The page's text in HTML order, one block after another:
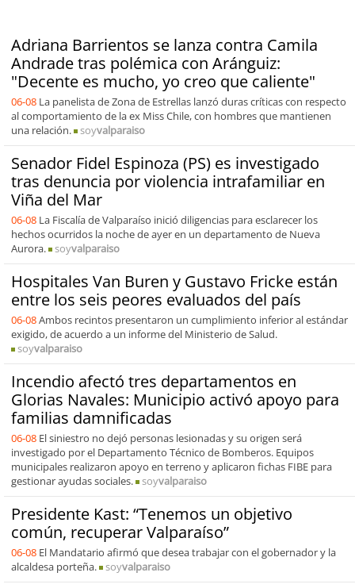
Adriana Barrientos se lanza contra Camila
Andrade tras polémica con Aránguiz:
"Decente es mucho, yo creo que caliente"
06-08 La panelista de Zona de Estrellas lanzó duras críticas con respecto
al comportamiento de la ex Miss Chile, con hombres que mantienen
una relación.
soyvalparaiso
Senador Fidel Espinoza (PS) es investigado
tras denuncia por violencia intrafamiliar en
Viña del Mar
06-08 La Fiscalía de Valparaíso inició diligencias para esclarecer los
hechos ocurridos la noche de ayer en un departamento de Nueva
Aurora.
soyvalparaiso
Hospitales Van Buren y Gustavo Fricke están
entre los seis peores evaluados del país
06-08Ambos recintos presentaron un cumplimiento inferior al estándar
exigido, de acuerdo a un informe del Ministerio de Salud.
soyvalparaiso
Incendio afectó tres departamentos en
Glorias Navales: Municipio activó apoyo para
familias damnificadas
06-08 El siniestro no dejó personas lesionadas y su origen será
investigado por el Departamento Técnico de Bomberos. Equipos
municipales realizaron apoyo en terreno y aplicaron fichas FIBE para
gestionar ayudas sociales.
soyvalparaiso
Presidente Kast: “Tenemos un objetivo
común, recuperar Valparaíso”
06-08 El Mandatario afirmó que desea trabajar con el gobernador y la
alcaldesa porteña.
soyvalparaiso